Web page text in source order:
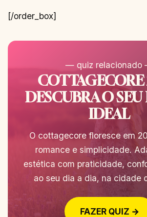
[/order_box]
— quiz relacionado
COTTAGECORE
DESCUBRA O
IDEAL
O cottagecore floresce em
romance e simplicidade.
estética com praticidade,
ao seu dia a dia, na cidade
FAZER QUIZ →